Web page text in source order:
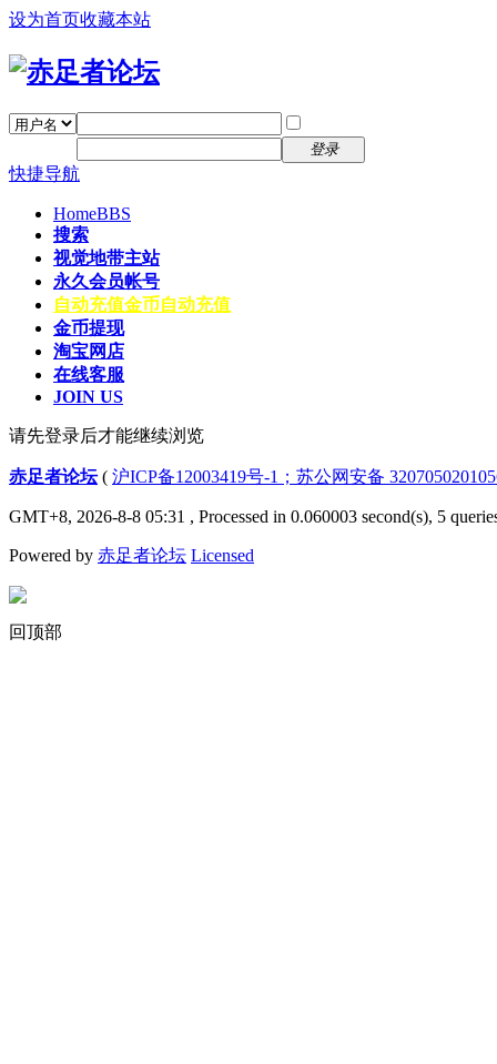
设为首页收藏本站
登录
快捷导航
HomeBBS
搜索
视觉地带主站
永久会员帐号
自动充值金币自动充值
金币提现
淘宝网店
在线客服
JOIN US
请先登录后才能继续浏览
赤足者论坛( 沪ICP备12003419号-1；苏公网安备
GMT+8, 2026-8-8 05:31 , Processed in 0.060003 second(s), 5
Powered by 赤足者论坛 Licensed
回顶部